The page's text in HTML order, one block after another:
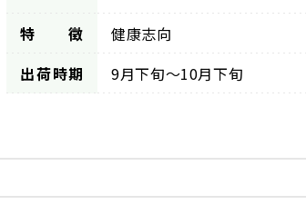
特徴
健康志向
出荷時期
9月下旬～10月下旬